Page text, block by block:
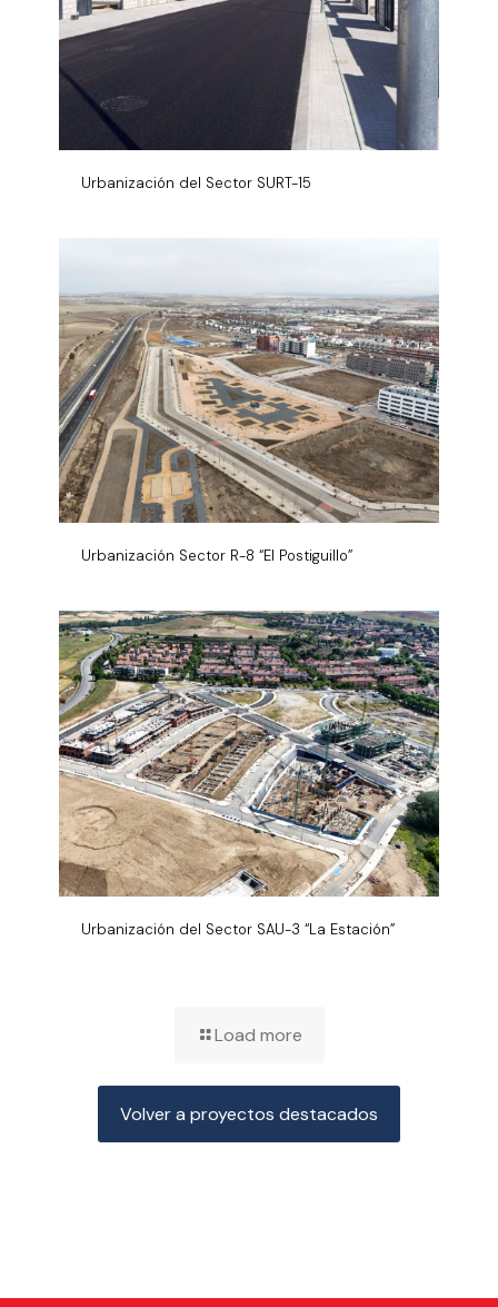
Urbanización del Sector SURT-15
Urbanización Sector R-8 “El Postiguillo”
Urbanización del Sector SAU-3 “La Estación”
Load more
Volver a proyectos destacados